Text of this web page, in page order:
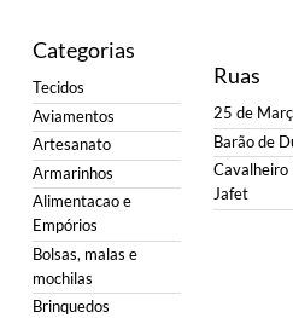
Categorias
Tecidos
Aviamentos
Artesanato
Armarinhos
Alimentacao e
Empórios
Bolsas, malas e
mochilas
Brinquedos
Ruas
25 de
Barão de
Cavalheiro
Jafet